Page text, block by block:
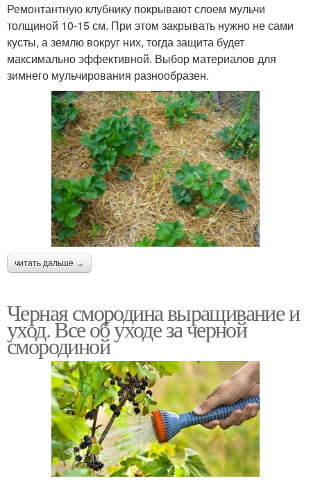
Ремонтантную клубнику покрывают слоем мульчи
толщиной 10-15 см. При этом закрывать нужно не сами
кусты, а землю вокруг них, тогда защита будет
максимально эффективной. Выбор материалов для
зимнего мульчирования разнообразен.
читать дальше →
Черная смородина выращивание и
уход. Все об уходе за черной
смородиной